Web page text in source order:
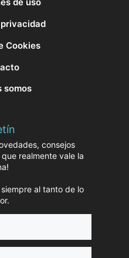
Cookies
somos
consejos
realmente vale la
al tanto de lo